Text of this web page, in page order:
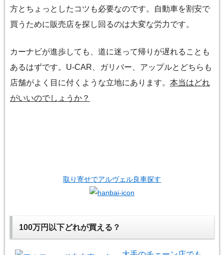
方とちょっとしたコツも必要なのです。自動車を割安で
買うために販売店を探し回るのは大変な労力です。
カーナビが進歩しても、道に迷って帰りが遅れることも
あるはずです。U-CAR、ガリバー、アップルとどちらも
店舗がよく目に付くような立地にあります。 本当はどれ
がいいのでしょうか？
取り寄せでアルヴェル良車探す
100万円以下どれが買える？